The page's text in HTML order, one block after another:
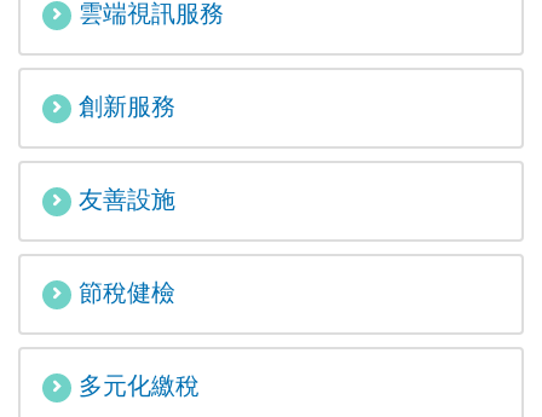
雲端視訊服務
創新服務
友善設施
節稅健檢
多元化繳稅